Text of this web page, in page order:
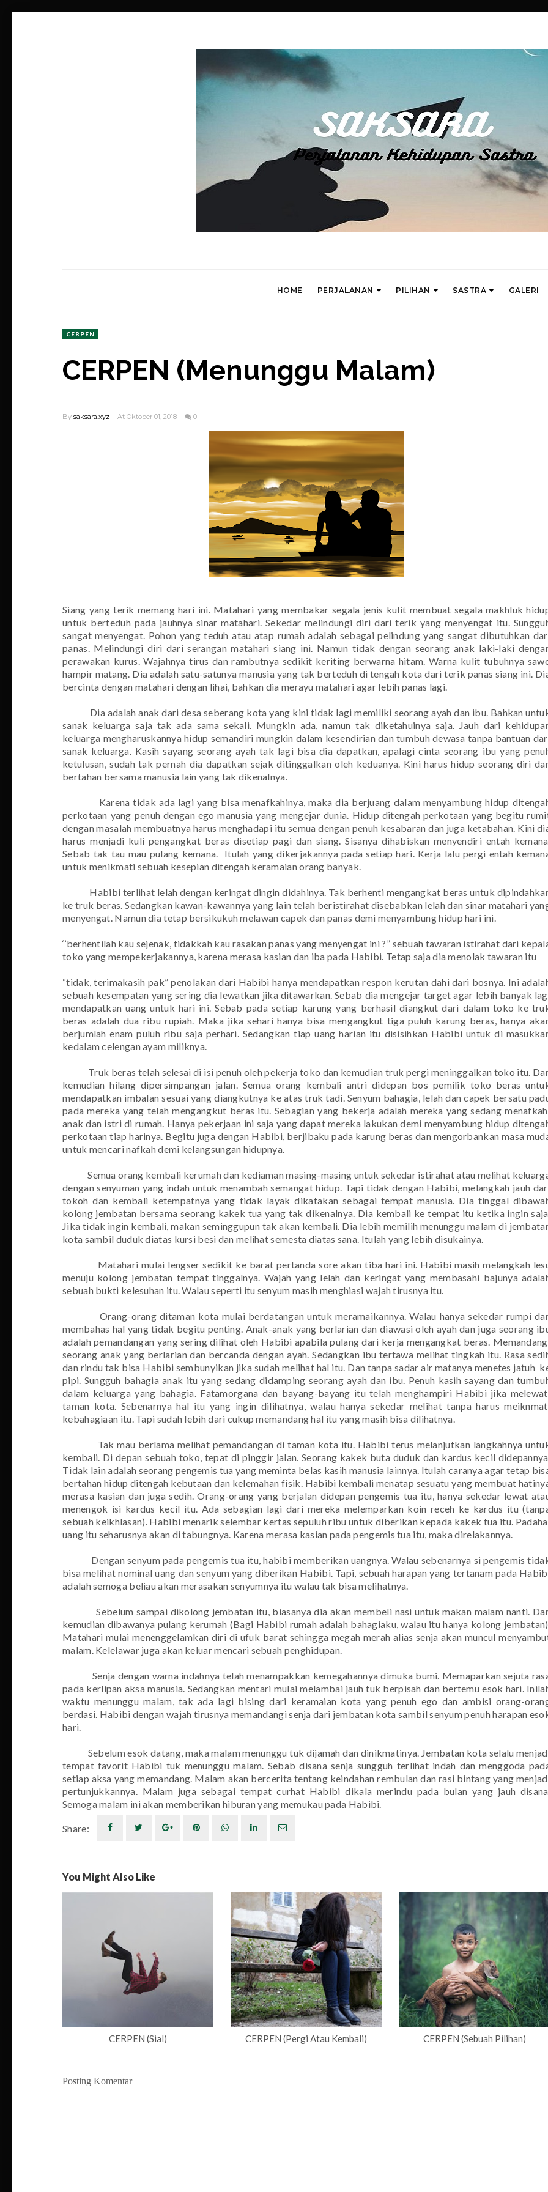
HOME PERJALANAN PILIHAN SASTRA GALERI
CERPEN
CERPEN (Menunggu Malam)
By saksara.xyz At Oktober 01, 2018 0
Siang yang terik memang hari ini. Matahari yang membakar segala jenis kulit membuat segala makhluk
untuk berteduh pada jauhnya sinar matahari. Sekedar melindungi diri dari terik yang menyengat itu.
sangat menyengat. Pohon yang teduh atau atap rumah adalah sebagai pelindung yang sangat dibutuhkan
panas. Melindungi diri dari serangan matahari siang ini. Namun tidak dengan seorang anak laki-laki
perawakan kurus. Wajahnya tirus dan rambutnya sedikit keriting berwarna hitam. Warna kulit tubuhnya
hampir matang. Dia adalah satu-satunya manusia yang tak berteduh di tengah kota dari terik panas siang ini.
bercinta dengan matahari dengan lihai, bahkan dia merayu matahari agar lebih panas lagi.
Dia adalah anak dari desa seberang kota yang kini tidak lagi memiliki seorang ayah dan ibu. Bahkan
sanak keluarga saja tak ada sama sekali. Mungkin ada, namun tak diketahuinya saja. Jauh dari
keluarga mengharuskannya hidup semandiri mungkin dalam kesendirian dan tumbuh dewasa tanpa bantuan
sanak keluarga. Kasih sayang seorang ayah tak lagi bisa dia dapatkan, apalagi cinta seorang ibu yang
ketulusan, sudah tak pernah dia dapatkan sejak ditinggalkan oleh keduanya. Kini harus hidup seorang diri
bertahan bersama manusia lain yang tak dikenalnya.
Karena tidak ada lagi yang bisa menafkahinya, maka dia berjuang dalam menyambung hidup
perkotaan yang penuh dengan ego manusia yang mengejar dunia. Hidup ditengah perkotaan yang begitu
dengan masalah membuatnya harus menghadapi itu semua dengan penuh kesabaran dan juga ketabahan. Kini
harus menjadi kuli pengangkat beras disetiap pagi dan siang. Sisanya dihabiskan menyendiri entah
Sebab tak tau mau pulang kemana.
Itulah yang dikerjakannya pada setiap hari. Kerja lalu pergi entah
untuk menikmati sebuah kesepian ditengah keramaian orang banyak.
Habibi terlihat lelah dengan keringat dingin didahinya. Tak berhenti mengangkat beras untuk
ke truk beras. Sedangkan kawan-kawannya yang lain telah beristirahat disebabkan lelah dan sinar matahari
menyengat. Namun dia tetap bersikukuh melawan capek dan panas demi menyambung hidup hari ini.
‘’berhentilah kau sejenak, tidakkah kau rasakan panas yang menyengat ini ?” sebuah tawaran istirahat dari
toko yang mempekerjakannya, karena merasa kasian dan iba pada Habibi. Tetap saja dia menolak tawaran itu
“tidak, terimakasih pak” penolakan dari Habibi hanya mendapatkan respon kerutan dahi dari bosnya. Ini
sebuah kesempatan yang sering dia lewatkan jika ditawarkan. Sebab dia mengejar target agar lebih banyak
mendapatkan uang untuk hari ini. Sebab pada setiap karung yang berhasil diangkut dari dalam toko ke
beras adalah dua ribu rupiah. Maka jika sehari hanya bisa mengangkut tiga puluh karung beras, hanya
berjumlah enam puluh ribu saja perhari. Sedangkan tiap uang harian itu disisihkan Habibi untuk di
kedalam celengan ayam miliknya.
Truk beras telah selesai di isi penuh oleh pekerja toko dan kemudian truk pergi meninggalkan toko itu.
kemudian hilang dipersimpangan jalan. Semua orang kembali antri didepan bos pemilik toko beras
mendapatkan imbalan sesuai yang diangkutnya ke atas truk tadi. Senyum bahagia, lelah dan capek bersatu
pada mereka yang telah mengangkut beras itu. Sebagian yang bekerja adalah mereka yang sedang
anak dan istri di rumah. Hanya pekerjaan ini saja yang dapat mereka lakukan demi menyambung hidup
perkotaan tiap harinya. Begitu juga dengan Habibi, berjibaku pada karung beras dan mengorbankan masa
untuk mencari nafkah demi kelangsungan hidupnya.
Semua orang kembali kerumah dan kediaman masing-masing untuk sekedar istirahat atau melihat
dengan senyuman yang indah untuk menambah semangat hidup. Tapi tidak dengan Habibi, melangkah jauh
tokoh dan kembali ketempatnya yang tidak layak dikatakan sebagai tempat manusia. Dia tinggal
kolong jembatan bersama seorang kakek tua yang tak dikenalnya. Dia kembali ke tempat itu ketika ingin
Jika tidak ingin kembali, makan seminggupun tak akan kembali. Dia lebih memilih menunggu malam di
kota sambil duduk diatas kursi besi dan melihat semesta diatas sana. Itulah yang lebih disukainya.
Matahari mulai lengser sedikit ke barat pertanda sore akan tiba hari ini. Habibi masih melangkah
menuju kolong jembatan tempat tinggalnya. Wajah yang lelah dan keringat yang membasahi bajunya
sebuah bukti kelesuhan itu. Walau seperti itu senyum masih menghiasi wajah tirusnya itu.
Orang-orang ditaman kota mulai berdatangan untuk meramaikannya. Walau hanya sekedar rumpi
membahas hal yang tidak begitu penting. Anak-anak yang berlarian dan diawasi oleh ayah dan juga seorang
adalah pemandangan yang sering dilihat oleh Habibi apabila pulang dari kerja mengangkat beras.
seorang anak yang berlarian dan bercanda dengan ayah. Sedangkan ibu tertawa melihat tingkah itu. Rasa
dan rindu tak bisa Habibi sembunyikan jika sudah melihat hal itu. Dan tanpa sadar air matanya menetes jatuh
pipi. Sungguh bahagia anak itu yang sedang didamping seorang ayah dan ibu. Penuh kasih sayang dan
dalam keluarga yang bahagia. Fatamorgana dan bayang-bayang itu telah menghampiri Habibi jika
taman kota. Sebenarnya hal itu yang ingin dilihatnya, walau hanya sekedar melihat tanpa harus
kebahagiaan itu. Tapi sudah lebih dari cukup memandang hal itu yang masih bisa dilihatnya.
Tak mau berlama melihat pemandangan di taman kota itu. Habibi terus melanjutkan langkahnya
kembali. Di depan sebuah toko, tepat di pinggir jalan. Seorang kakek buta duduk dan kardus kecil
Tidak lain adalah seorang pengemis tua yang meminta belas kasih manusia lainnya. Itulah caranya agar tetap
bertahan hidup ditengah kebutaan dan kelemahan fisik. Habibi kembali menatap sesuatu yang membuat
merasa kasian dan juga sedih. Orang-orang yang berjalan didepan pengemis tua itu, hanya sekedar lewat
menengok isi kardus kecil itu. Ada sebagian lagi dari mereka melemparkan koin receh ke kardus itu
sebuah keikhlasan). Habibi menarik selembar kertas sepuluh ribu untuk diberikan kepada kakek tua itu.
uang itu seharusnya akan di tabungnya. Karena merasa kasian pada pengemis tua itu, maka direlakannya.
Dengan senyum pada pengemis tua itu, habibi memberikan uangnya. Walau sebenarnya si pengemis
bisa melihat nominal uang dan senyum yang diberikan Habibi. Tapi, sebuah harapan yang tertanam pada
adalah semoga beliau akan merasakan senyumnya itu walau tak bisa melihatnya.
Sebelum sampai dikolong jembatan itu, biasanya dia akan membeli nasi untuk makan malam nanti.
kemudian dibawanya pulang kerumah (Bagi Habibi rumah adalah bahagiaku, walau itu hanya kolong
Matahari mulai menenggelamkan diri di ufuk barat sehingga megah merah alias senja akan muncul
malam. Kelelawar juga akan keluar mencari sebuah penghidupan.
Senja dengan warna indahnya telah menampakkan kemegahannya dimuka bumi. Memaparkan sejuta
pada kerlipan aksa manusia. Sedangkan mentari mulai melambai jauh tuk berpisah dan bertemu esok hari.
waktu menunggu malam, tak ada lagi bising dari keramaian kota yang penuh ego dan ambisi orang-
berdasi. Habibi dengan wajah tirusnya memandangi senja dari jembatan kota sambil senyum penuh harapan
hari.
Sebelum esok datang, maka malam menunggu tuk dijamah dan dinikmatinya. Jembatan kota selalu
tempat favorit Habibi tuk menunggu malam. Sebab disana senja sungguh terlihat indah dan menggoda
setiap aksa yang memandang. Malam akan bercerita tentang keindahan rembulan dan rasi bintang yang
pertunjukkannya. Malam juga sebagai tempat curhat Habibi dikala merindu pada bulan yang jauh
Semoga malam ini akan memberikan hiburan yang memukau pada Habibi.
Share:
You Might Also Like
CERPEN (Sial) CERPEN (Pergi Atau Kembali) CERPEN (Sebuah Pilihan)
Posting Komentar